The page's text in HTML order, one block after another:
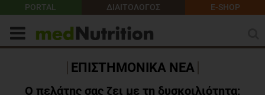
PORTAL ΔΙΑΙΤΟΛΟΓΟΣ E-SHOP
ΕΠΙΣΤΗΜΟΝΙΚΑ ΝΕΑ
Ο πελάτης σας ζει με τη δυσκοιλιότητα;